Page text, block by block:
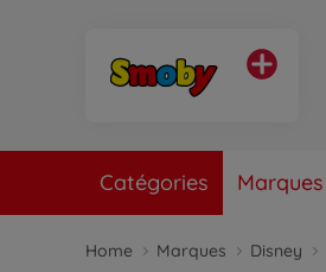
Catégories Marques
Home Marques Disney